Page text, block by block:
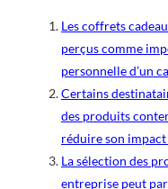
Les coffrets
perçus comme
personnelle d’un
Certains
des produits
réduire son
La sélection des
entreprise peut